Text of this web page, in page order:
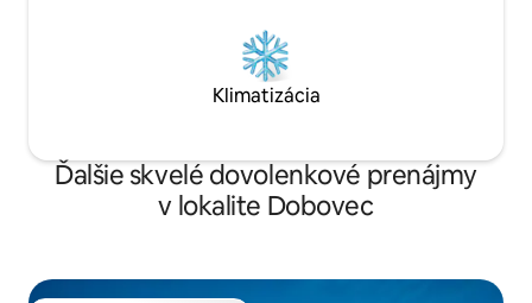
Klimatizácia
Ďalšie skvelé dovolenkové prenájmy
v lokalite Dobovec